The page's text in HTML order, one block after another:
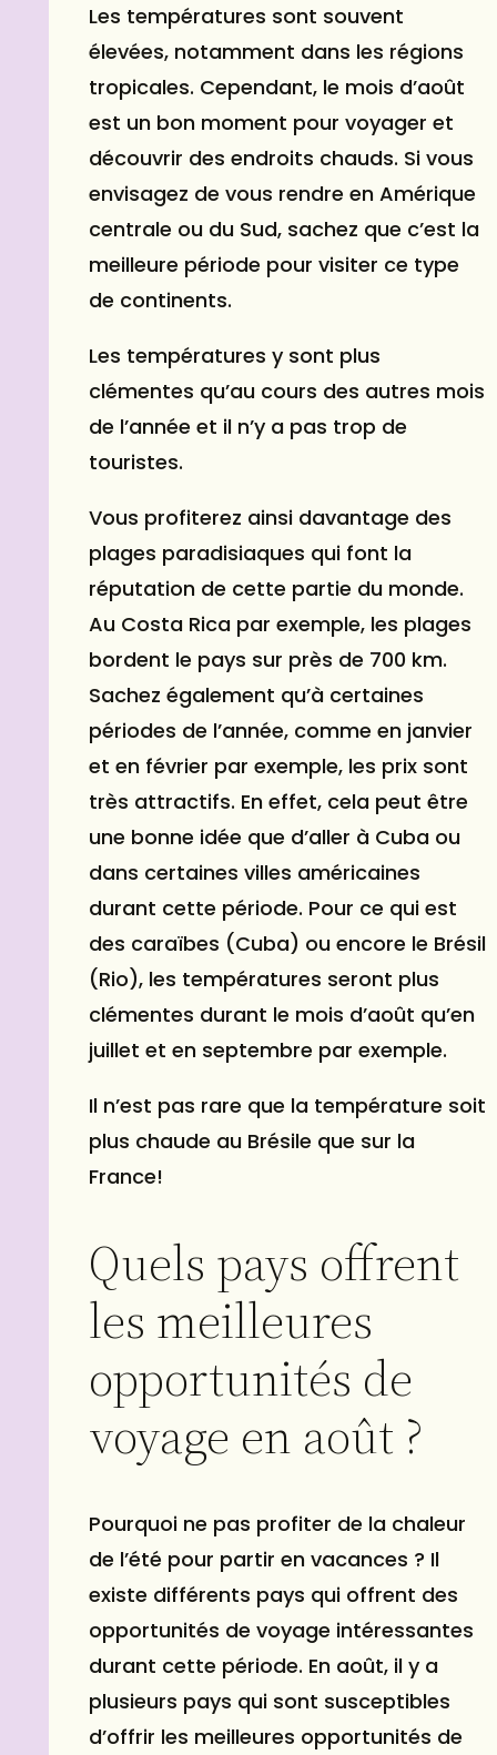
Les températures sont souvent
élevées, notamment dans les régions
tropicales. Cependant, le mois d’août
est un bon moment pour voyager et
découvrir des endroits chauds. Si vous
envisagez de vous rendre en Amérique
centrale ou du Sud, sachez que c’est la
meilleure période pour visiter ce type
de continents.
Les températures y sont plus
clémentes qu’au cours des autres mois
de l’année et il n’y a pas trop de
touristes.
Vous profiterez ainsi davantage des
plages paradisiaques qui font la
réputation de cette partie du monde.
Au Costa Rica par exemple, les plages
bordent le pays sur près de 700 km.
Sachez également qu’à certaines
périodes de l’année, comme en janvier
et en février par exemple, les prix sont
très attractifs. En effet, cela peut être
une bonne idée que d’aller à Cuba ou
dans certaines villes américaines
durant cette période. Pour ce qui est
des caraïbes (Cuba) ou encore le Brésil
(Rio), les températures seront plus
clémentes durant le mois d’août qu’en
juillet et en septembre par exemple.
Il n’est pas rare que la température soit
plus chaude au Brésile que sur la
France!
Quels pays offrent
les meilleures
opportunités de
voyage en août ?
Pourquoi ne pas profiter de la chaleur
de l’été pour partir en vacances ? Il
existe différents pays qui offrent des
opportunités de voyage intéressantes
durant cette période. En août, il y a
plusieurs pays qui sont susceptibles
d’offrir les meilleures opportunités de